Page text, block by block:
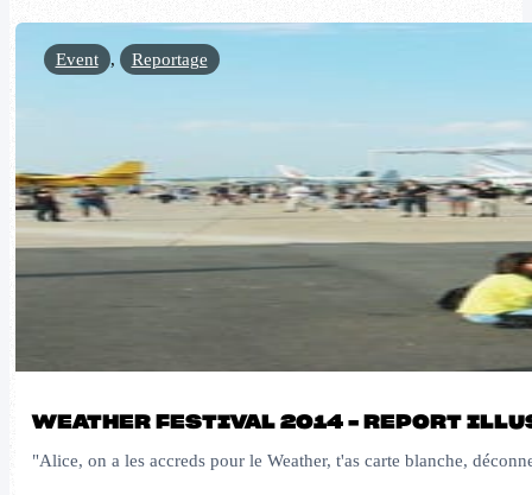
WEATHER FESTIVAL 2014 – REPORT
"Alice, on a les accreds pour le Weather, t'as carte blanche,
Event , Reportage